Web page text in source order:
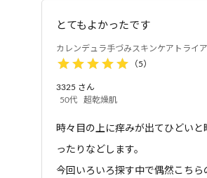
●カレンデュラ手づみオイル：オリー
センカ花エキス
トライアルセット
カレンデュラ手づみス
キンケアトライアルセ
とてもよかったです
カレンデュラ手づみスキンケアトライ
（5）
3325 さん
50代
超乾燥肌
時々目の上に痒みが出てひどいと
ったりなどします。
今回いろいろ探す中で偶然こちら